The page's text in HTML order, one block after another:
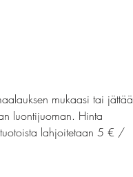
mukaasi tai jättää
luontijuoman. Hinta
lahjoitetaan 5 € /